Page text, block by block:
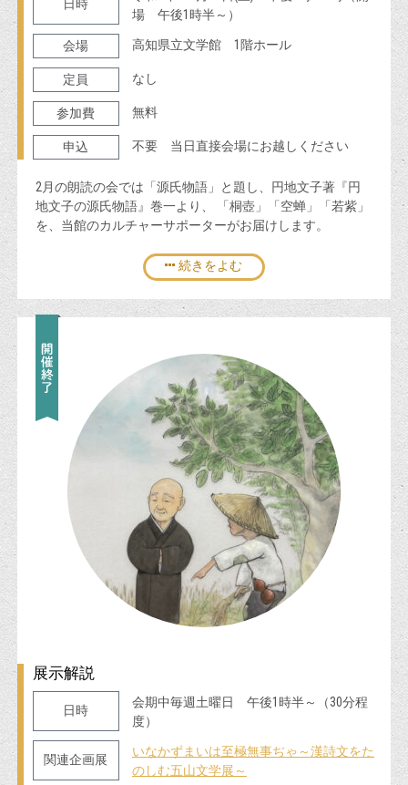
日時
場 午後1時半～）
会場 高知県立文学館 1階ホール
定員 なし
参加費 無料
申込 不要 当日直接会場にお越しください
2月の朗読の会では「源氏物語」と題し、円地文子著『円
地文子の源氏物語』巻一より、 「桐壺」「空蝉」「若紫」
を、当館のカルチャーサポーターがお届けします。
続きをよむ
展示解説
日時
会期中毎週土曜日 午後1時半～（30分程
度）
関連企画展
いなかずまいは至極無事ぢゃ～漢詩文をた
のしむ五山文学展～